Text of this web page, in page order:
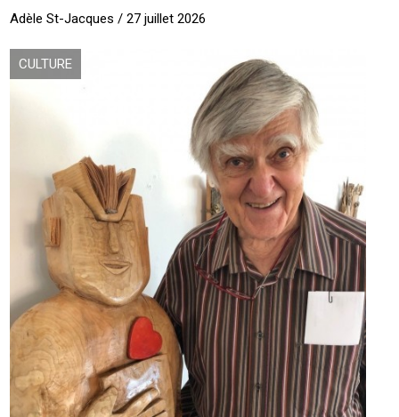
Adèle St-Jacques / 27 juillet 2026
CULTURE